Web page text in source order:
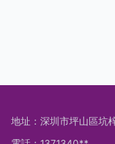
地址：深圳市坪山區坑